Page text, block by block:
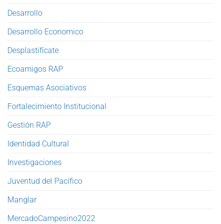
Desarrollo
Desarrollo Economico
Desplastifícate
Ecoamigos RAP
Esquemas Asociativos
Fortalecimiento Institucional
Gestión RAP
Identidad Cultural
Investigaciones
Juventud del Pacífico
Manglar
MercadoCampesino2022